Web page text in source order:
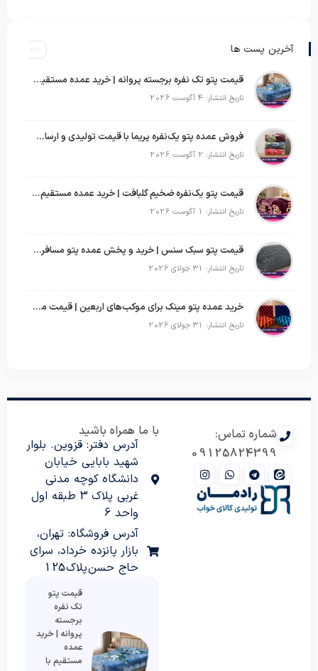
آخرین پست ها
قیمت پتو تک نفره برجسته پروانه | خرید عمده مستقیم با بهترین قیمت بازار
تاریخ انتشار: 4 آگوست 2026
فروش عمده پتو یک‌نفره پریما با قیمت تولیدی و ارسال به سراسر کشور
تاریخ انتشار: 2 آگوست 2026
قیمت پتو یک‌نفره ضخیم گلبافت | خرید عمده مستقیم با بهترین قیمت
تاریخ انتشار: 1 آگوست 2026
قیمت پتو سبک سنس | خرید و پخش عمده پتو مسافرتی Sense
تاریخ انتشار: 31 جولای 2026
خرید عمده پتو مینک برای موکب‌های اربعین | قیمت مناسب و ارسال سریع
تاریخ انتشار: 31 جولای 2026
شماره تماس:
09125824399
با ما همراه باشید
آدرس دفتر: قزوین. بلوار
شهید بابایی خیابان
دانشگاه کوچه مدنی
غربی پلاک 3 طبقه اول
واحد 6
آدرس فروشگاه: تهران،
بازار پانزده خرداد، سرای
حاج حسن پلاک 125
قیمت پتو
تک نفره
برجسته
پروانه | خرید
عمده
مستقیم با